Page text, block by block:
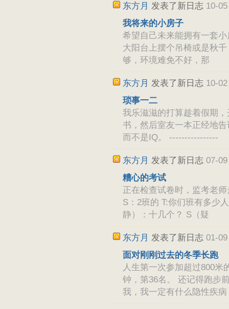
东方月 发表了新日志 10-
我将来的小房子
希望自己未来能拥有一套
大阳台上摆个吊椅或是秋
够，环境难免不好，那
东方月 发表了新日志 10-
琐事一二
我乐滋滋的打算趁着假期
书，然后室友一本正经地
而不是IQ。 ----------------
东方月 发表了新日志 07-
糟心的考试
正在检查试卷时，监考老
S：2班的 T:你们班有多少
静）：十几个？ S（疑
东方月 发表了新日志 01-
面对刚刚过去的冬季长跑
人生第一次参加超过800米
钟，第36名。 还记得跑步
我，我一定有什么隐性疾病